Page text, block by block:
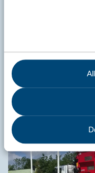
Schapen en buurvrouw
Schapenbuurvrouw
lekkernijen uit de streek.